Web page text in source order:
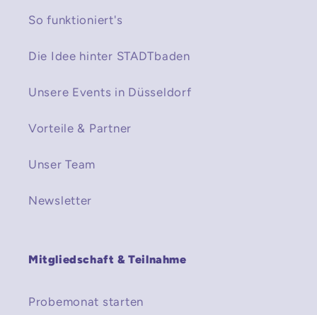
So funktioniert's
Die Idee hinter STADTbaden
Unsere Events in Düsseldorf
Vorteile & Partner
Unser Team
Newsletter
Mitgliedschaft & Teilnahme
Probemonat starten